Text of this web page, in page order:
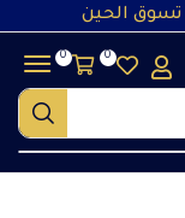
تسوق الحين
0
0